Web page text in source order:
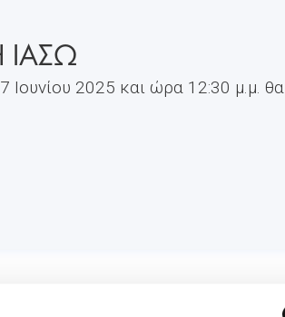
ΙΑΣΩ
2025 και ώρα 12:30 μ.μ. θα